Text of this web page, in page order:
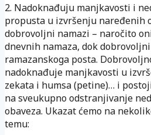
2. Nadoknađuju manjkavosti i
propusta u izvršenju naređenih
dobrovoljni namazi – naročito
dnevnih namaza, dok
ramazanskoga posta.
nadoknađuje manjkavosti u
zekata i humsa (petine)… i
na sveukupno odstranjivanje
obaveza. Ukazat ćemo na
temu: